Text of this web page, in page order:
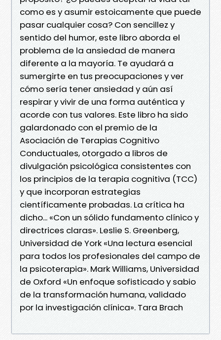
como es y asumir estoicamente que puede
pasar cualquier cosa? Con sencillez y
sentido del humor, este libro aborda el
problema de la ansiedad de manera
diferente a la mayoría. Te ayudará a
sumergirte en tus preocupaciones y ver
cómo sería tener ansiedad y aún así
respirar y vivir de una forma auténtica y
acorde con tus valores. Este libro ha sido
galardonado con el premio de la
Asociación de Terapias Cognitivo
Conductuales, otorgado a libros de
divulgación psicológica consistentes con
los principios de la terapia cognitiva (TCC)
y que incorporan estrategias
científicamente probadas. La crítica ha
dicho... «Con un sólido fundamento clínico y
directrices claras». Leslie S. Greenberg,
Universidad de York «Una lectura esencial
para todos los profesionales del campo de
la psicoterapia». Mark Williams, Universidad
de Oxford «Un enfoque sofisticado y sabio
de la transformación humana, validado
por la investigación clínica». Tara Brach